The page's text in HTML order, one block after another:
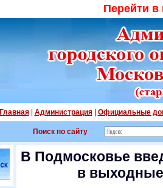
Перейти
Главная| Администрация| Официальные
Поиск по сайту
В Подмосковье
в